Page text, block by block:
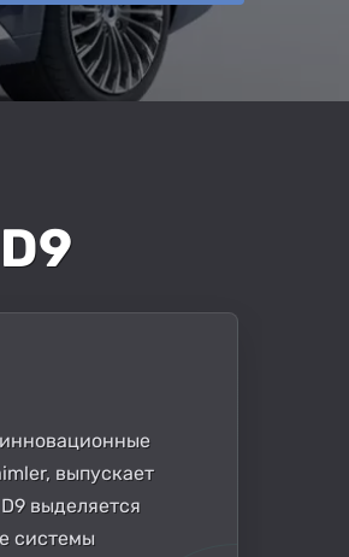
выпускает
выделяется
системы